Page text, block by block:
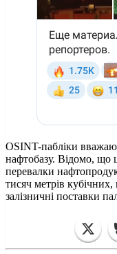
OSINT-пабліки
нафтобазу. Відомо, що
перевалки
тисяч метрів
залізничні поставки